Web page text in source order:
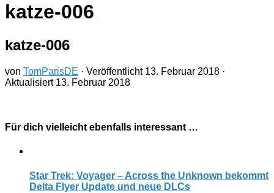
katze-006
katze-006
von TomParisDE · Veröffentlicht 13. Februar 2018 ·
Aktualisiert 13. Februar 2018
Für dich vielleicht ebenfalls interessant …
Star Trek: Voyager – Across the Unknown bekommt
Delta Flyer Update und neue DLCs